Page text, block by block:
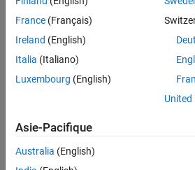
France (Français)
Ireland (English)
Italia (Italiano)
Luxembourg (English)
United
Asie-Pacifique
Australia (English)